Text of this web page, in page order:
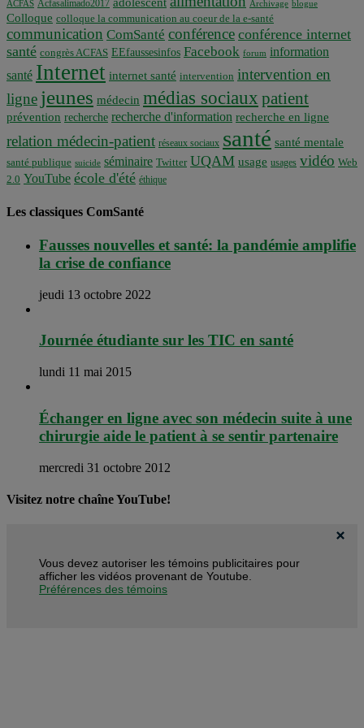
ACFAS Acfasalimado2017 adolescent Archivage blogue
Colloque colloque la communication au coeur de la e-santé
communication ComSanté conférence conférence internet
santé congrès ACFAS EEfaussesinfos Facebook forum information
santé Internet internet santé intervention intervention en
ligne jeunes médecin médias sociaux patient
prévention recherche recherche d'information recherche en ligne
relation médecin-patient réseaux sociaux santé santé mentale
santé publique suicide séminaire Twitter UQAM usage usages vidéo Web
2.0 YouTube école d'été éthique
Les classiques ComSanté
Fausses nouvelles et santé: la pandémie amplifie
la crise de confiance
jeudi 13 octobre 2022
Journée étudiante sur les TIC en santé
lundi 11 mai 2015
Échanger en ligne avec son médecin suite à une
chirurgie aide le patient à se sentir partenaire
mercredi 31 octobre 2012
Visitez notre chaîne YouTube!
Vous devez autoriser les témoins publicitaires pour
afficher les vidéos provenant de Youtube.
Préférences des témoins